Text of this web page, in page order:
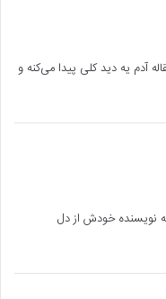
آدم یه دید کلی پیدا می‌کنه و
نویسنده خودش از دل